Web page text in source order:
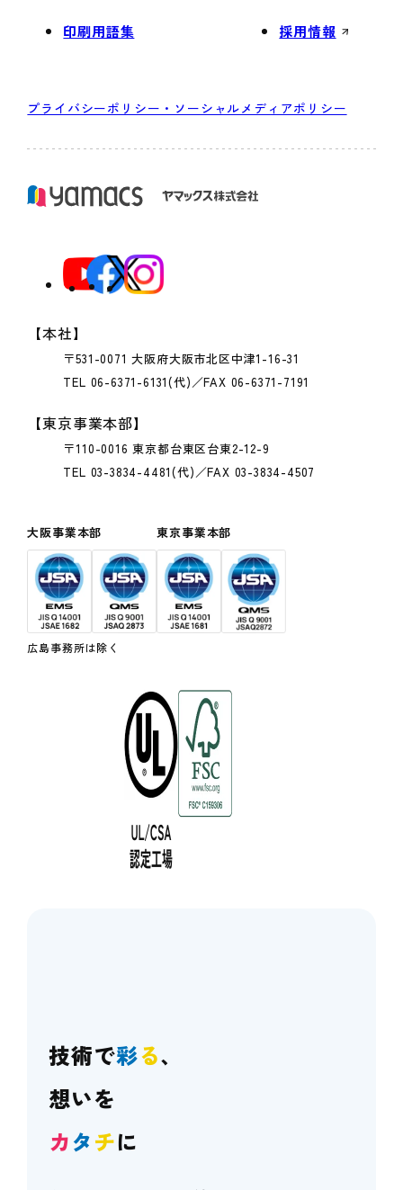
印刷用語集 採用情報
プライバシーポリシー・ソーシャルメディアポリシー
【本社】
〒531-0071 大阪府大阪市北区中津1-16-31
TEL 06-6371-6131(代)／FAX 06-6371-7191
【東京事業本部】
〒110-0016 東京都台東区台東2-12-9
TEL 03-3834-4481(代)／FAX 03-3834-4507
大阪事業本部
広島事務所は除く
東京事業本部
技術で彩る、
想いを
カタチに